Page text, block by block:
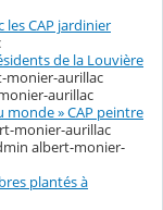
CAP jardinier
de la Louvière
monier-aurillac
aurillac
monde » CAP peintre
monier-aurillac
albert-monier-
plantés à